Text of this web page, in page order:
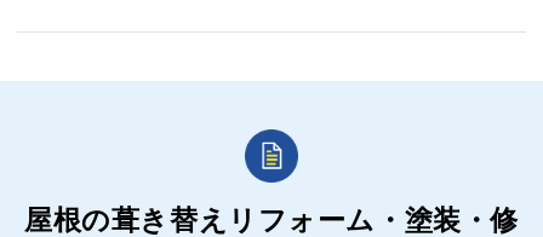
屋根の葺き替えリフォーム・塗装・修